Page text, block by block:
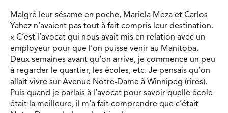
Malgré leur sésame en poche, Mariela Meza et Carlos
Yahez n’avaient pas tout à fait compris leur destination.
« C’est l’avocat qui nous avait mis en relation avec un
employeur pour que l’on puisse venir au Manitoba.
Deux semaines avant qu’on arrive, je commence un peu
à regarder le quartier, les écoles, etc. Je pensais qu’on
allait vivre sur Avenue Notre-Dame à Winnipeg (rires).
Puis quand je parlais à l’avocat pour savoir quelle école
était la meilleure, il m’a fait comprendre que c’était